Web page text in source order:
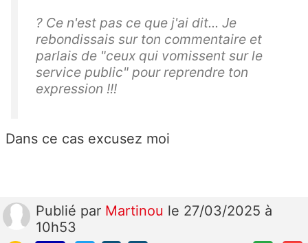
? Ce n'est pas ce que j'ai dit... Je
rebondissais sur ton commentaire et
parlais de "ceux qui vomissent sur le
service public" pour reprendre ton
expression !!!
Dans ce cas excusez moi
Publié par Martinou le 27/03/2025 à
10h53